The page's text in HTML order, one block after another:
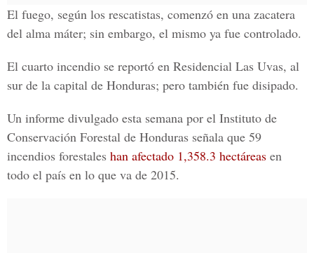
El fuego, según los rescatistas, comenzó en una zacatera
del alma máter; sin embargo, el mismo ya fue controlado.
El cuarto incendio se reportó en Residencial Las Uvas, al
sur de la capital de Honduras; pero también fue disipado.
Un informe divulgado esta semana por el Instituto de
Conservación Forestal de Honduras señala que 59
incendios forestales han afectado 1,358.3 hectáreas en
todo el país en lo que va de 2015.